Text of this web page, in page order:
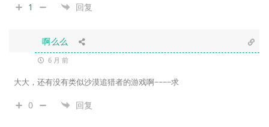
1 回复
啊么么
6 月 前
大大，还有没有类似沙漠追猎者的游戏啊~~~~求
0 回复